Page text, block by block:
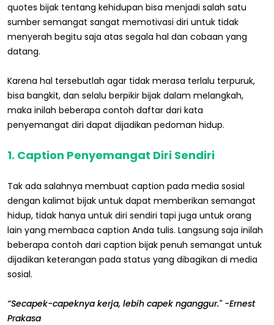
quotes bijak tentang kehidupan bisa menjadi salah satu
sumber semangat sangat memotivasi diri untuk tidak
menyerah begitu saja atas segala hal dan cobaan yang
datang.
Karena hal tersebutlah agar tidak merasa terlalu terpuruk,
bisa bangkit, dan selalu berpikir bijak dalam melangkah,
maka inilah beberapa contoh daftar dari kata
penyemangat diri dapat dijadikan pedoman hidup.
1. Caption Penyemangat Diri Sendiri
Tak ada salahnya membuat caption pada media sosial
dengan kalimat bijak untuk dapat memberikan semangat
hidup, tidak hanya untuk diri sendiri tapi juga untuk orang
lain yang membaca caption Anda tulis. Langsung saja inilah
beberapa contoh dari caption bijak penuh semangat untuk
dijadikan keterangan pada status yang dibagikan di media
sosial.
“Secapek-capeknya kerja, lebih capek nganggur." -Ernest
Prakasa